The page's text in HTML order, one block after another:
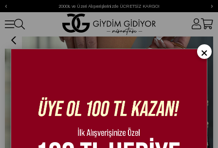
2000₺ ve Üzeri Alışverişlerinizde ÜCRETSİZ KARGO!
‹ ›
Strong Özel Tasarım Babet Siyah
×